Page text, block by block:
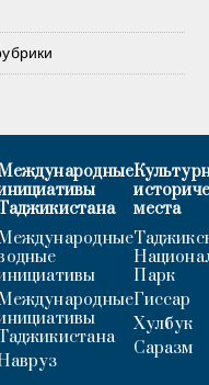
места
Парк
Гиссар
Хулбук
Саразм